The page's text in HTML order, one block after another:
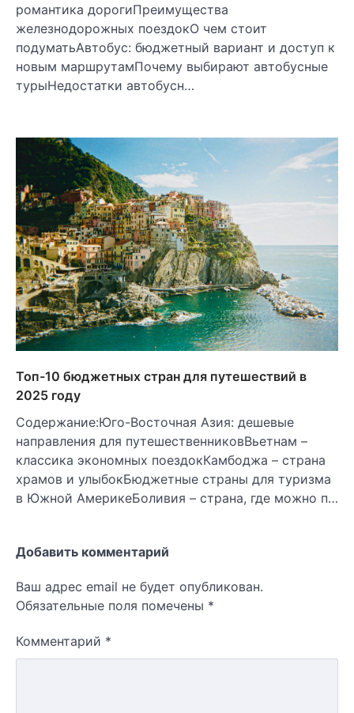
романтика дорогиПреимущества
железнодорожных поездокО чем стоит
подуматьАвтобус: бюджетный вариант и доступ к
новым маршрутамПочему выбирают автобусные
турыНедостатки автобусн…
Топ-10 бюджетных стран для путешествий в
2025 году
Содержание:Юго-Восточная Азия: дешевые
направления для путешественниковВьетнам –
классика экономных поездокКамбоджа – страна
храмов и улыбокБюджетные страны для туризма
в Южной АмерикеБоливия – страна, где можно п…
Добавить комментарий
Ваш адрес email не будет опубликован.
Обязательные поля помечены *
Комментарий *